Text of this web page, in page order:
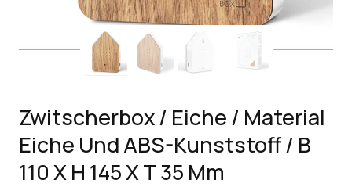
Zwitscherbox / Eiche / Material
Eiche Und ABS-Kunststoff / B
110 X H 145 X T 35 Mm